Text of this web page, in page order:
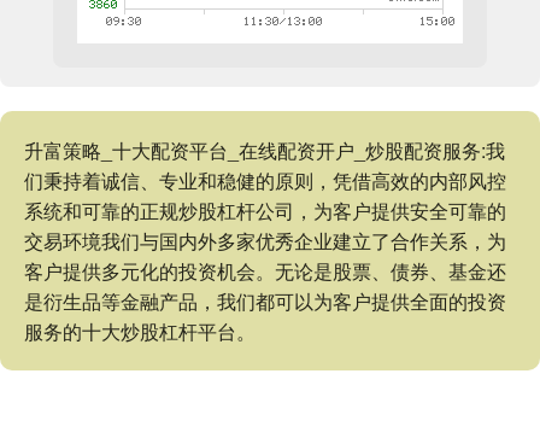
升富策略_十大配资平台_在线配资开户_炒股配资服务:我
们秉持着诚信、专业和稳健的原则，凭借高效的内部风控
系统和可靠的正规炒股杠杆公司，为客户提供安全可靠的
交易环境我们与国内外多家优秀企业建立了合作关系，为
客户提供多元化的投资机会。无论是股票、债券、基金还
是衍生品等金融产品，我们都可以为客户提供全面的投资
服务的十大炒股杠杆平台。